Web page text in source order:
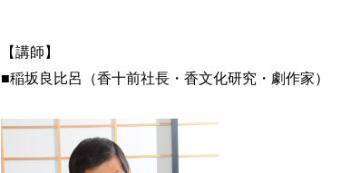
【講師】
■稲坂良比呂（香十前社長・香文化研究・劇作家）